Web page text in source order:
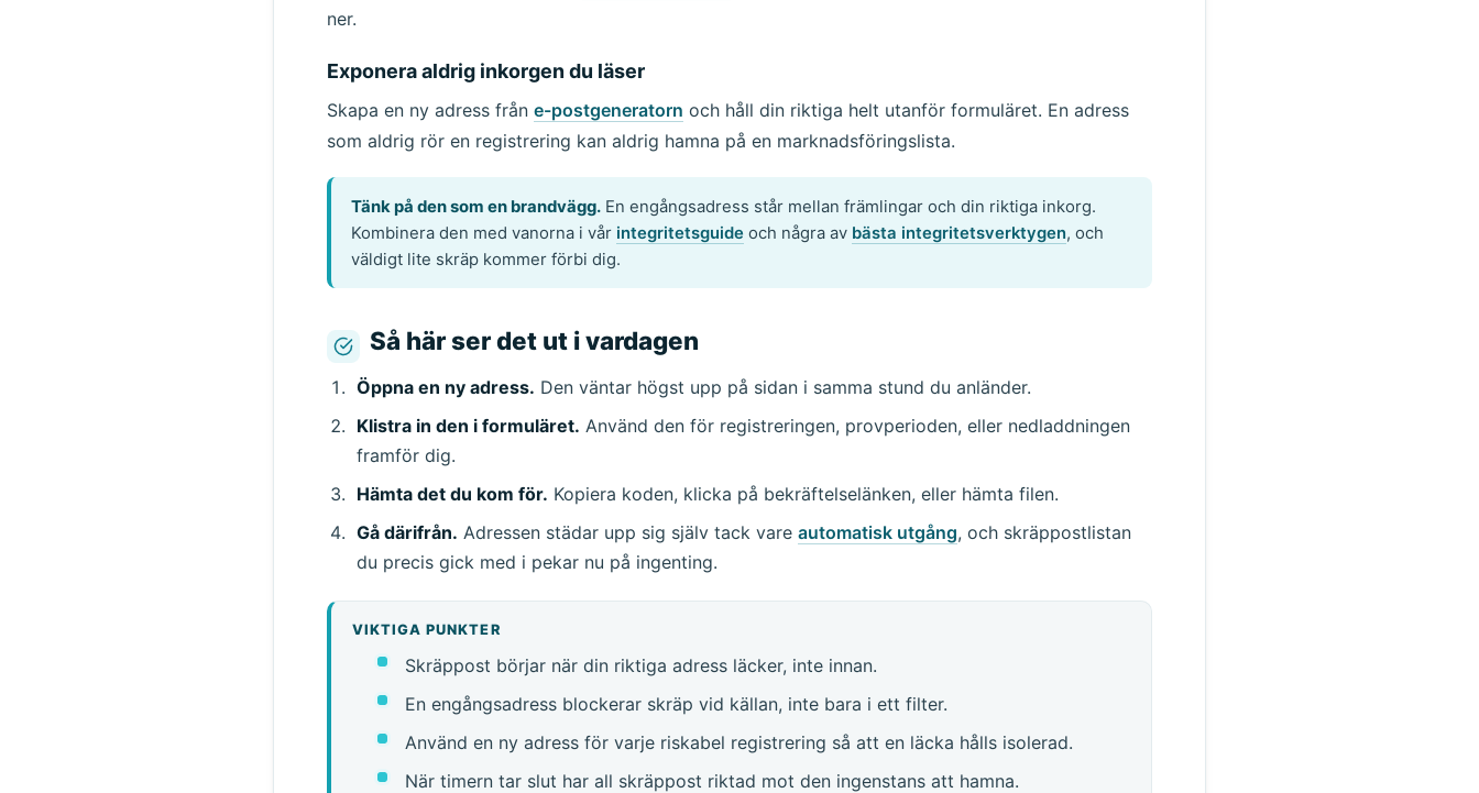
ner.
Exponera aldrig inkorgen du läser
Skapa en ny adress från e-postgeneratorn och håll din riktiga helt utanför formuläret. En adress
som aldrig rör en registrering kan aldrig hamna på en marknadsföringslista.
Tänk på den som en brandvägg.En engångsadress står mellan främlingar och din riktiga inkorg.
Kombinera den med vanorna i vår integritetsguideoch några av bästa integritetsverktygen, och
väldigt lite skräp kommer förbi dig.
Så här ser det ut i vardagen
Öppna en ny adress. Den väntar högst upp på sidan i samma stund du anländer.
Klistra in den i formuläret. Använd den för registreringen, provperioden, eller nedladdningen
framför dig.
Hämta det du kom för. Kopiera koden, klicka på bekräftelselänken, eller hämta filen.
Gå därifrån. Adressen städar upp sig själv tack vareautomatisk utgång, och skräppostlistan
du precis gick med i pekar nu på ingenting.
VIKTIGA PUNKTER
Skräppost börjar när din riktiga adress läcker, inte innan.
En engångsadress blockerar skräp vid källan, inte bara i ett filter.
Använd en ny adress för varje riskabel registrering så att en läcka hålls isolerad.
När timern tar slut har all skräppost riktad mot den ingenstans att hamna.